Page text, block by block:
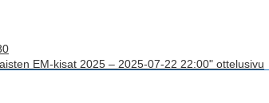
EM-kisat 2025 – 2025-07-22 22:00" ottelusivu